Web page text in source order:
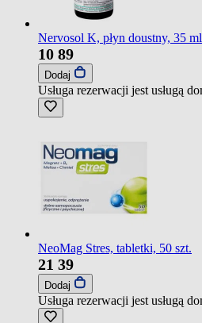
Nervosol K, płyn doustny, 35
10 89
Dodaj
Usługa rezerwacji jest usługą
NeoMag Stres, tabletki, 50 szt.
21 39
Dodaj
Usługa rezerwacji jest usługą